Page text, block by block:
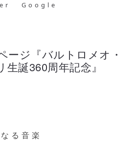
Google
ージ『バルトロメオ・
誕360周年記念』
る音楽